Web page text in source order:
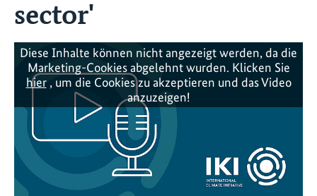
sector'
Diese Inhalte können nicht angezeigt werden, da die
Marketing-Cookies abgelehnt wurden. Klicken Sie
hier, um die Cookies zu akzeptieren und das Video
anzuzeigen!